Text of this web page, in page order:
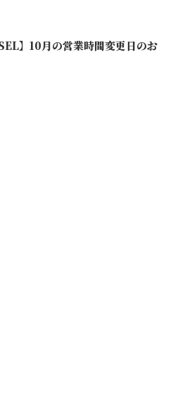
】10月の営業時間変更日のお